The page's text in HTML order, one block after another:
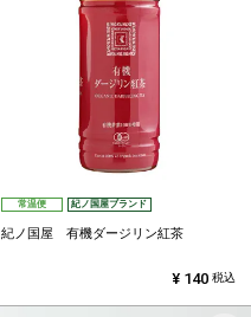
常温便 紀ノ国屋ブランド
紀ノ国屋 有機ダージリン紅茶
¥ 140 税込